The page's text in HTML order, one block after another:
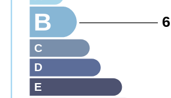
E
D
C
B 6